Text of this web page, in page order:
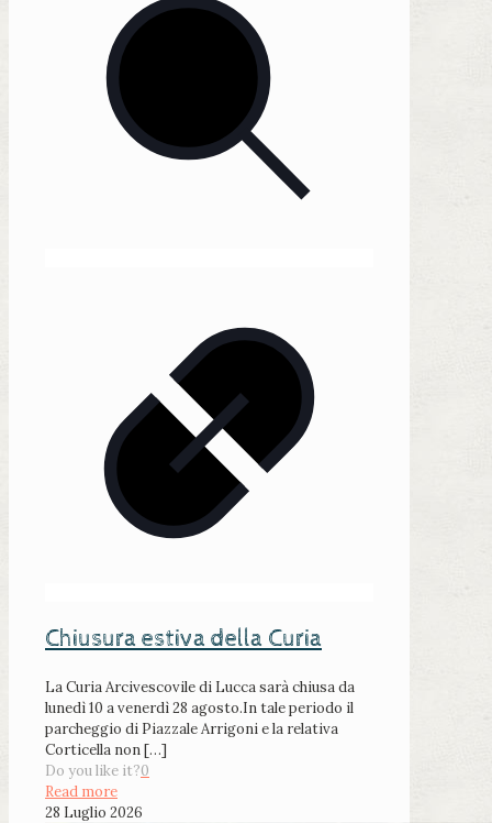
Chiusura estiva della Curia
La Curia Arcivescovile di Lucca sarà chiusa da
lunedì 10 a venerdì 28 agosto.In tale periodo il
parcheggio di Piazzale Arrigoni e la relativa
Corticella non[…]
Do you like it?0
Read more
28 Luglio 2026